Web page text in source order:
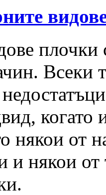
плочки
Всеки
когато
някои от
и някои от